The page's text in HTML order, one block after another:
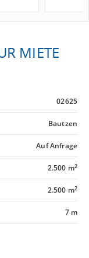
MIETE
02625
Bautzen
Auf Anfrage
2.500 m2
2.500 m2
7 m